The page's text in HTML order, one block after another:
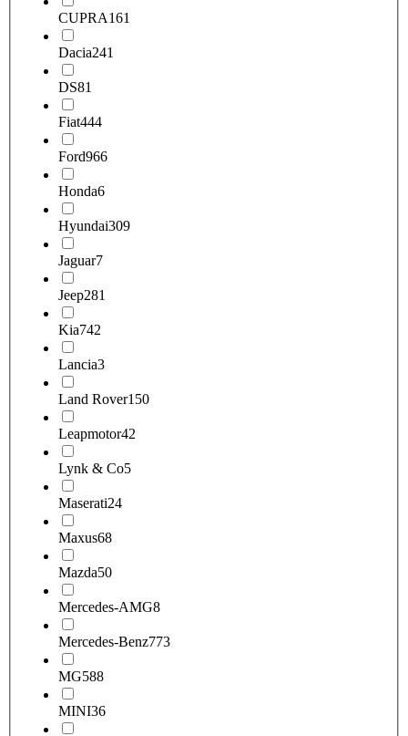
CUPRA161
Dacia241
DS81
Fiat444
Ford966
Honda6
Hyundai309
Jaguar7
Jeep281
Kia742
Lancia3
Land Rover150
Leapmotor42
Lynk & Co5
Maserati24
Maxus68
Mazda50
Mercedes-AMG8
Mercedes-Benz773
MG588
MINI36